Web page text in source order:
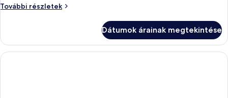
További részletek
Szoba
Dátumok árainak megtekintése